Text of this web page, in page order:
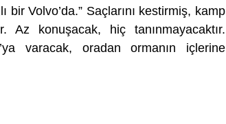
bir Volvo’da.” Saçlarını kestirmiş, kamp
Az konuşacak, hiç tanınmayacaktır.
varacak, oradan ormanın içlerine